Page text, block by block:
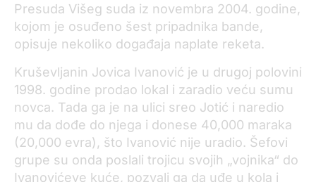
Presuda Višeg suda iz novembra 2004. godine,
kojom je osuđeno šest pripadnika bande,
opisuje nekoliko događaja naplate reketa.
Kruševljanin Jovica Ivanović je u drugoj polovini
1998. godine prodao lokal i zaradio veću sumu
novca. Tada ga je na ulici sreo Jotić i naredio
mu da dođe do njega i donese 40,000 maraka
(20,000 evra), što Ivanović nije uradio. Šefovi
grupe su onda poslali trojicu svojih „vojnika“ do
Ivanovićeve kuće, pozvali ga da uđe u kola i